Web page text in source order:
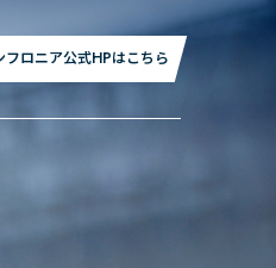
フロニア公式HPはこちら